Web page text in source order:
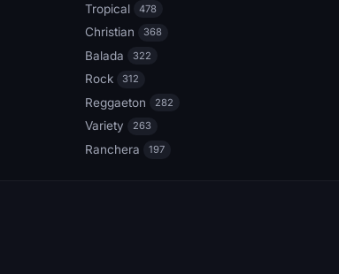
Tropical 478
Christian 368
Balada 322
Rock 312
Reggaeton 282
Variety 263
Ranchera 197